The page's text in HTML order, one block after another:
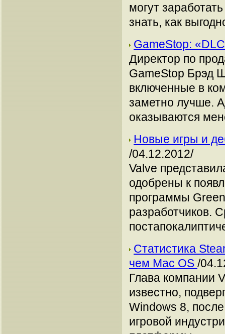
могут
знать, как
GameStop:
Директор по
GameStop Брэд
включенные в
заметно лучше.
оказываются
Новые игры и
/04.12.2012/
Valve
одобрены к
программы
разработчиков.
Статистика
чем Mac OS /
Глава компании
известно,
Windows 8,
игровой